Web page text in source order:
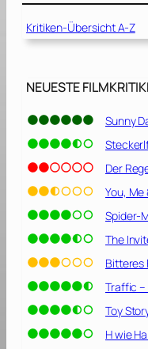
e
l
1
2
2
0
]
Kritiken-Übersicht A-Z
NEUESTE
Sunny
Der
You,
Spider-
The
Bitteres
Traffic
Toy
H wie